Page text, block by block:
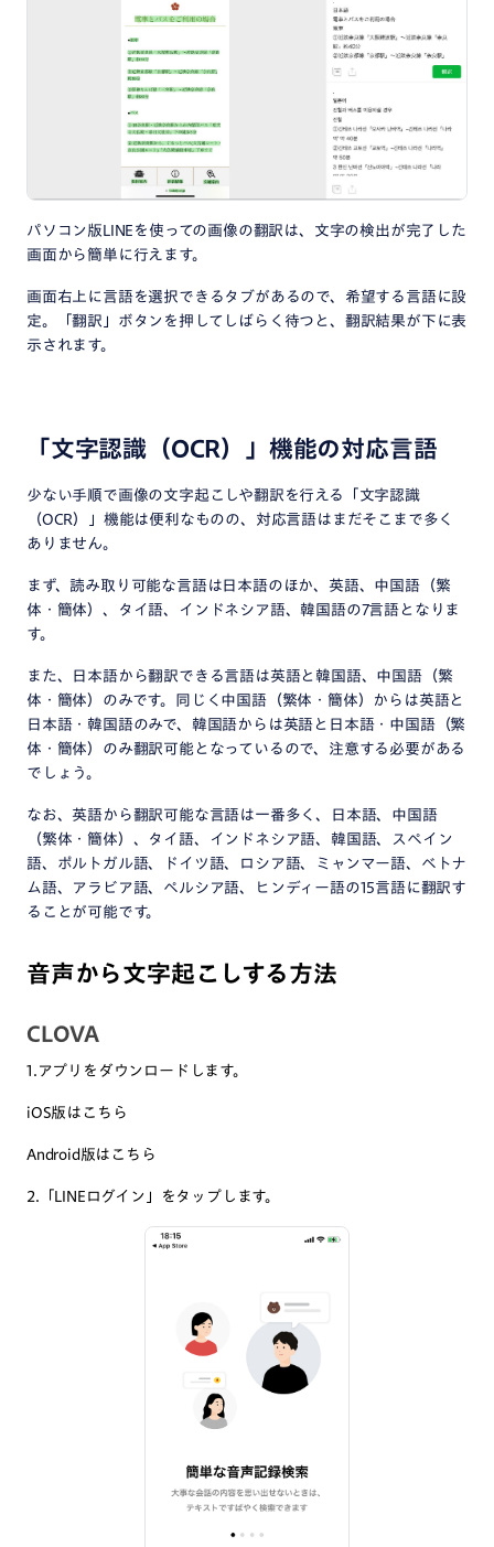
パソコン版LINEを使っての画像の翻訳は、文字の検出が完了した
画面から簡単に行えます。
画面右上に言語を選択できるタブがあるので、希望する言語に設
定。「翻訳」ボタンを押してしばらく待つと、翻訳結果が下に表
示されます。
「文字認識（OCR）」機能の対応言語
少ない手順で画像の文字起こしや翻訳を行える「文字認識
（OCR）」機能は便利なものの、対応言語はまだそこまで多く
ありません。
まず、読み取り可能な言語は日本語のほか、英語、中国語（繁
体・簡体）、タイ語、インドネシア語、韓国語の7言語となりま
す。
また、日本語から翻訳できる言語は英語と韓国語、中国語（繁
体・簡体）のみです。同じく中国語（繁体・簡体）からは英語と
日本語・韓国語のみで、韓国語からは英語と日本語・中国語（繁
体・簡体）のみ翻訳可能となっているので、注意する必要がある
でしょう。
なお、英語から翻訳可能な言語は一番多く、日本語、中国語
（繁体・簡体）、タイ語、インドネシア語、韓国語、スペイン
語、ポルトガル語、ドイツ語、ロシア語、ミャンマー語、ベトナ
ム語、アラビア語、ペルシア語、ヒンディー語の15言語に翻訳す
ることが可能です。
音声から文字起こしする方法
CLOVA
1.アプリをダウンロードします。
iOS版は こちら
Android版は こちら
2.「LINEログイン」をタップします。